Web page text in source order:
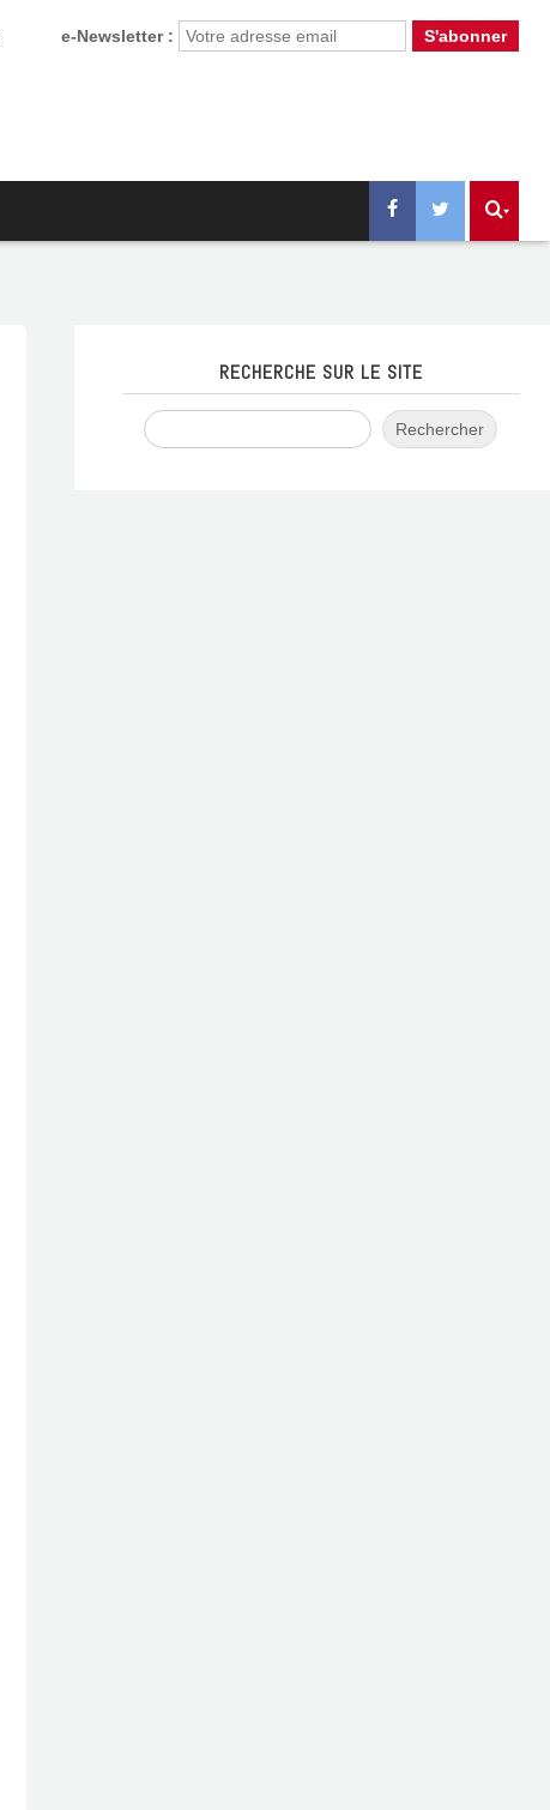
e-Newsletter :
RECHERCHE SUR LE SITE